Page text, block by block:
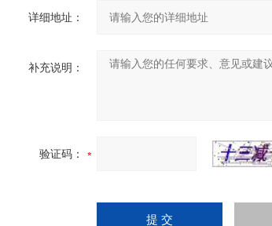
详细地址：
补充说明：
验证码：